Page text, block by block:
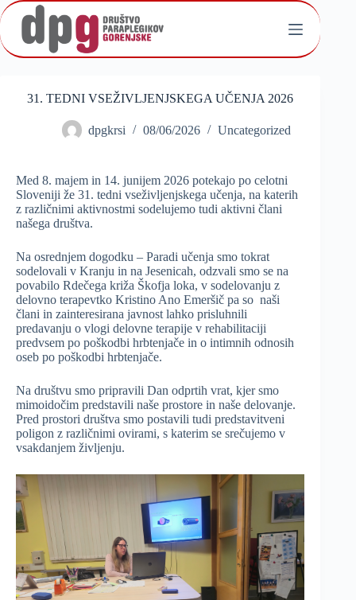
Skip
to
content
31. TEDNI VSEŽIVLJENJSKEGA UČENJA 2026
dpgkrsi 08/06/2026 Uncategorized
Med 8. majem in 14. junijem 2026 potekajo po celotni
Sloveniji že 31. tedni vseživljenjskega učenja, na katerih
z različnimi aktivnostmi sodelujemo tudi aktivni člani
našega društva.
Na osrednjem dogodku – Paradi učenja smo tokrat
sodelovali v Kranju in na Jesenicah, odzvali smo se na
povabilo Rdečega križa Škofja loka, v sodelovanju z
delovno terapevtko Kristino Ano Emeršič pa so naši
člani in zainteresirana javnost lahko prisluhnili
predavanju o vlogi delovne terapije v rehabilitaciji
predvsem po poškodbi hrbtenjače in o intimnih odnosih
oseb po poškodbi hrbtenjače.
Na društvu smo pripravili Dan odprtih vrat, kjer smo
mimoidočim predstavili naše prostore in naše delovanje.
Pred prostori društva smo postavili tudi predstavitveni
poligon z različnimi ovirami, s katerim se srečujemo v
vsakdanjem življenju.